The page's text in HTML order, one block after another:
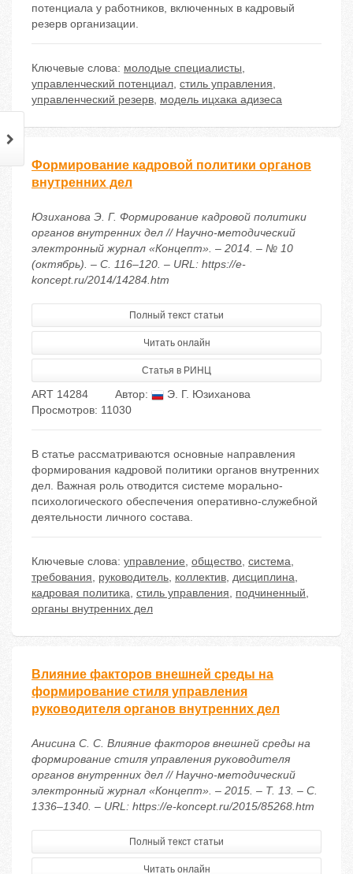
потенциала у работников, включенных в кадровый
резерв организации.
Ключевые слова: молодые специалисты,
управленческий потенциал, стиль управления,
управленческий резерв, модель ицхака адизеса
Формирование кадровой политики органов
внутренних дел
Юзиханова Э. Г. Формирование кадровой политики
органов внутренних дел // Научно-методический
электронный журнал «Концепт». – 2014. – № 10
(октябрь). – С. 116–120. – URL: https://e-
koncept.ru/2014/14284.htm
Полный текст статьи
Читать онлайн
Статья в РИНЦ
ART 14284 Автор:
Э. Г. Юзиханова
Просмотров: 11030
В статье рассматриваются основные направления
формирования кадровой политики органов внутренних
дел. Важная роль отводится системе морально-
психологического обеспечения оперативно-служебной
деятельности личного состава.
Ключевые слова: управление, общество, система,
требования, руководитель, коллектив, дисциплина,
кадровая политика, стиль управления, подчиненный,
органы внутренних дел
Влияние факторов внешней среды на
формирование стиля управления
руководителя органов внутренних дел
Анисина С. С. Влияние факторов внешней среды на
формирование стиля управления руководителя
органов внутренних дел // Научно-методический
электронный журнал «Концепт». – 2015. – Т. 13. – С.
1336–1340. – URL: https://e-koncept.ru/2015/85268.htm
Полный текст статьи
Читать онлайн